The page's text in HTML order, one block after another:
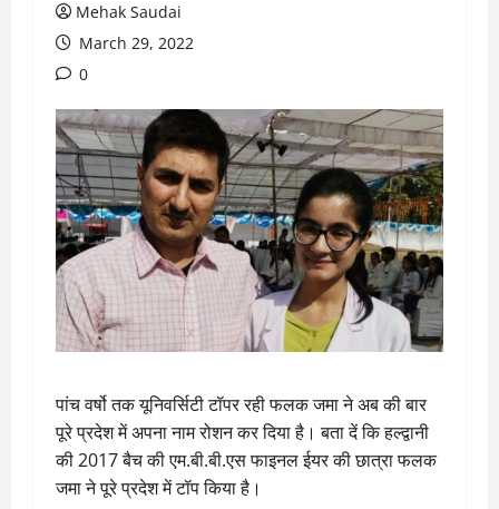
Mehak Saudai
March 29, 2022
0
पांच वर्षो तक यूनिवर्सिटी टॉपर रही फलक जमा ने अब की बार
पूरे प्रदेश में अपना नाम रोशन कर दिया है। बता दें कि हल्द्वानी
की 2017 बैच की एम.बी.बी.एस फाइनल ईयर की छात्रा फलक
जमा ने पूरे प्रदेश में टॉप किया है।